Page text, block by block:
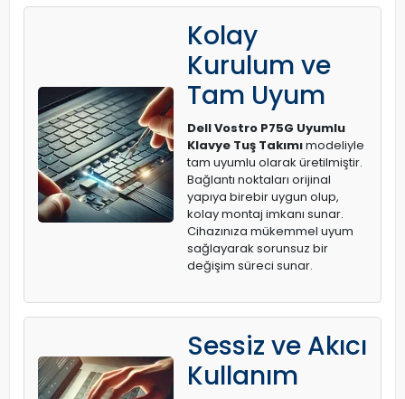
Kolay
Kurulum ve
Tam Uyum
Dell Vostro P75G Uyumlu
Klavye Tuş Takımımodeliyle
tam uyumlu olarak üretilmiştir.
Bağlantı noktaları orijinal
yapıya birebir uygun olup,
kolay montaj imkanı sunar.
Cihazınıza mükemmel uyum
sağlayarak sorunsuz bir
değişim süreci sunar.
Sessiz ve Akıcı
Kullanım